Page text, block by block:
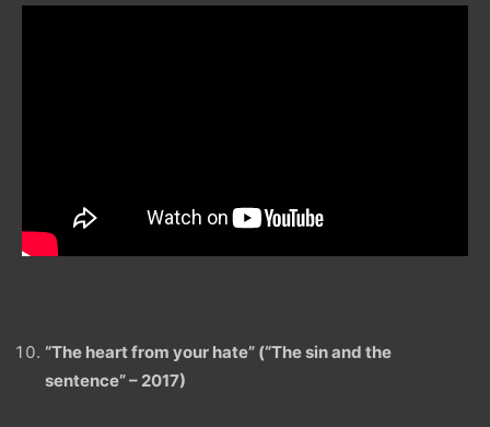
“The heart from your hate” (“The sin and the
sentence” – 2017)